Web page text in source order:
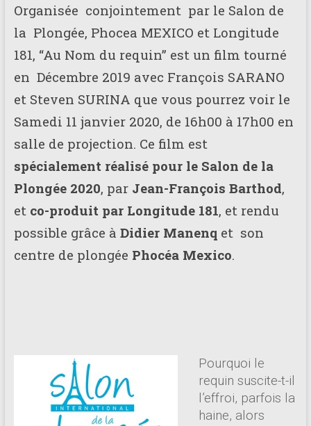
Organisée conjointement par le Salon de
la Plongée, Phocea MEXICO et Longitude
181, “Au Nom du requin” est un film tourné
en Décembre 2019 avec François SARANO
et Steven SURINA que vous pourrez voir le
Samedi 11 janvier 2020, de 16h00 à 17h00 en
salle de projection. Ce film est
spécialement réalisé pour le Salon de la
Plongée 2020, par Jean-François Barthod,
et co-produit par Longitude 181, et rendu
possible grâce à Didier Manenq et son
centre de plongée Phocéa Mexico.
Pourquoi le
requin suscite-t-il
l’effroi, parfois la
haine, alors